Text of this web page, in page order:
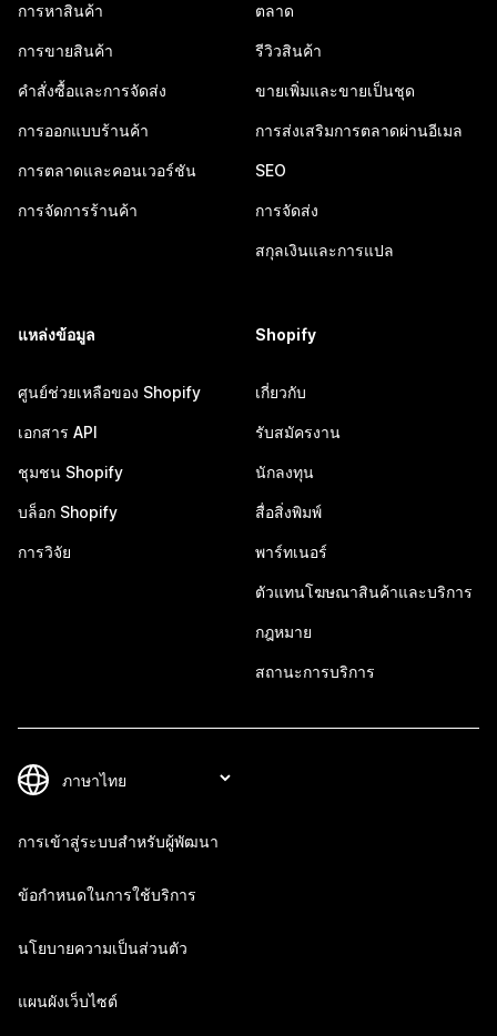
การหาสินค้า
การขายสินค้า
คำสั่งซื้อและการจัดส่ง
การออกแบบร้านค้า
การตลาดและคอนเวอร์ชัน
การจัดการร้านค้า
ตลาด
รีวิวสินค้า
ขายเพิ่มและขายเป็นชุด
การส่งเสริมการตลาดผ่านอีเมล
SEO
การจัดส่ง
สกุลเงินและการแปล
แหล่งข้อมูล
ศูนย์ช่วยเหลือของ Shopify
เอกสาร API
ชุมชน Shopify
บล็อก Shopify
การวิจัย
Shopify
เกี่ยวกับ
รับสมัครงาน
นักลงทุน
สื่อสิ่งพิมพ์
พาร์ทเนอร์
ตัวแทนโฆษณาสินค้าและบริการ
กฎหมาย
สถานะการบริการ
การเข้าสู่ระบบสำหรับผู้พัฒนา
ข้อกำหนดในการใช้บริการ
นโยบายความเป็นส่วนตัว
แผนผังเว็บไซต์